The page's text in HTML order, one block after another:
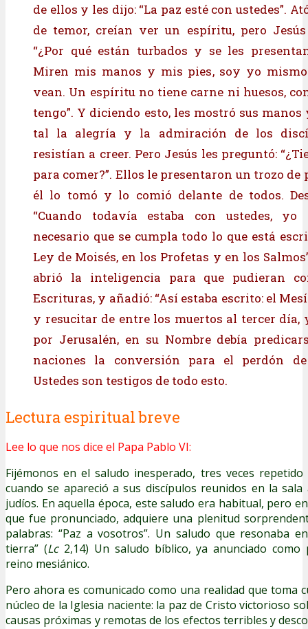
de ellos y les dijo: “La paz esté con ustedes”.
de temor, creían ver un espíritu, pero
“¿Por qué están turbados y se les
Miren mis manos y mis pies, soy yo
vean. Un espíritu no tiene carne ni huesos,
tengo”. Y diciendo esto, les mostró sus manos
tal la alegría y la admiración de los
resistían a creer. Pero Jesús les preguntó:
para comer?”. Ellos le presentaron un trozo de
él lo tomó y lo comió delante de todos.
“Cuando todavía estaba con ustedes, yo
necesario que se cumpla todo lo que está
Ley de Moisés, en los Profetas y en los
abrió la inteligencia para que pudieran
Escrituras, y añadió: “Así estaba escrito: el
y resucitar de entre los muertos al tercer día,
por Jerusalén, en su Nombre debía
naciones la conversión para el perdón
Ustedes son testigos de todo esto.
Lectura espiritual breve
Lee lo que nos dice el Papa Pablo VI:
Fijémonos en el saludo inesperado, tres veces
cuando se apareció a sus discípulos reunidos en la
judíos. En aquella época, este saludo era habitual, pero
que fue pronunciado, adquiere una plenitud
palabras: “Paz a vosotros”. Un saludo que resonaba
tierra” (Lc2,14) Un saludo bíblico, ya anunciado como
reino mesiánico.
Pero ahora es comunicado como una realidad que toma
núcleo de la Iglesia naciente: la paz de Cristo victorioso
causas próximas y remotas de los efectos terribles y